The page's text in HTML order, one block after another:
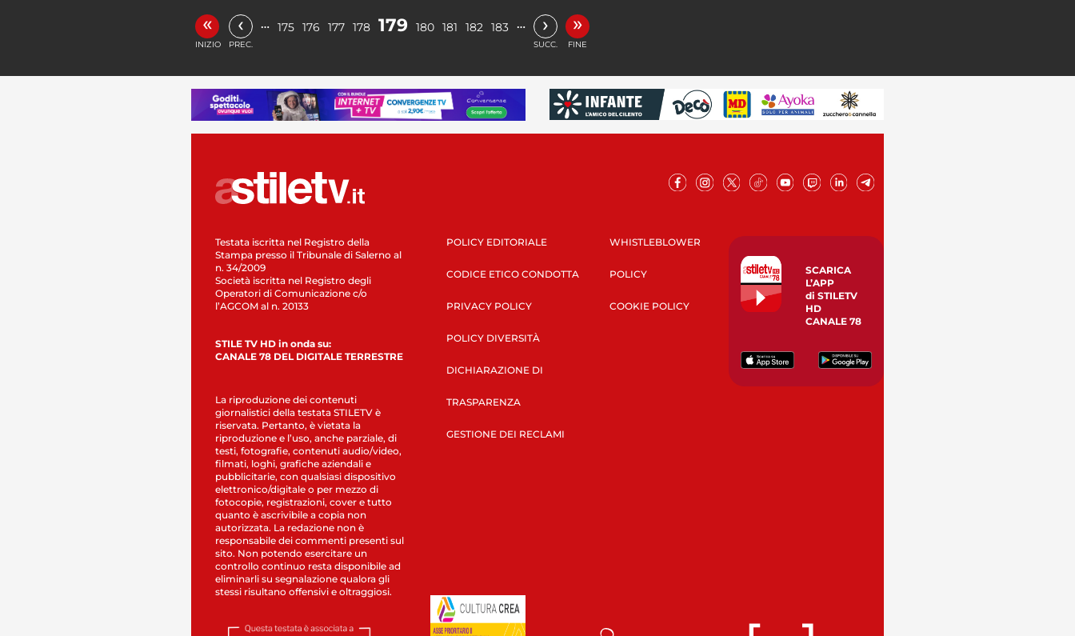
«
INIZIO
‹
PREC.
… 175 176 177 178 179 180 181 182 183 … ›
SUCC.
»
FINE
Testata iscritta nel Registro della
Stampa presso il Tribunale di Salerno al
n. 34/2009
Società iscritta nel Registro degli
Operatori di Comunicazione c/o
l’AGCOM al n. 20133
STILE TV HD in onda su:
CANALE 78 DEL DIGITALE TERRESTRE
La riproduzione dei contenuti
giornalistici della testata STILETV è
riservata. Pertanto, è vietata la
riproduzione e l’uso, anche parziale, di
testi, fotografie, contenuti audio/video,
filmati, loghi, grafiche aziendali e
pubblicitarie, con qualsiasi dispositivo
elettronico/digitale o per mezzo di
fotocopie, registrazioni, cover e tutto
quanto è ascrivibile a copia non
autorizzata. La redazione non è
responsabile dei commenti presenti sul
sito. Non potendo esercitare un
controllo continuo resta disponibile ad
eliminarli su segnalazione qualora gli
stessi risultano offensivi e oltraggiosi.
POLICY EDITORIALE
CODICE ETICO CONDOTTA
PRIVACY POLICY
POLICY DIVERSITÀ
DICHIARAZIONE DI
TRASPARENZA
GESTIONE DEI RECLAMI
WHISTLEBLOWER
POLICY
COOKIE POLICY
SCARICA
L’APP
di STILETV
HD
CANALE 78